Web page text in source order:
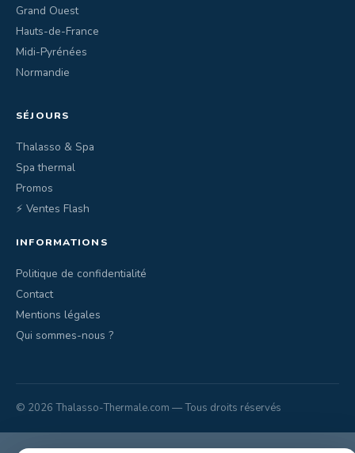
Grand Ouest
Hauts-de-France
Midi-Pyrénées
Normandie
SÉJOURS
Thalasso & Spa
Spa thermal
Promos
⚡ Ventes Flash
INFORMATIONS
Politique de confidentialité
Contact
Mentions légales
Qui sommes-nous ?
© 2026 Thalasso-Thermale.com — Tous droits réservés